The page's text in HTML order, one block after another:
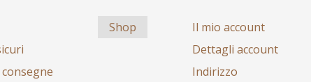
Shop
Il mio account
Dettagli account
Indirizzo